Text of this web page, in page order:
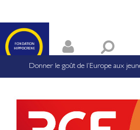
Donner le goût de l’Europe aux